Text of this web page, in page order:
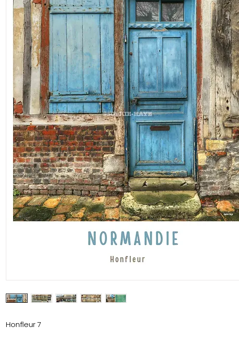
Honfleur 7